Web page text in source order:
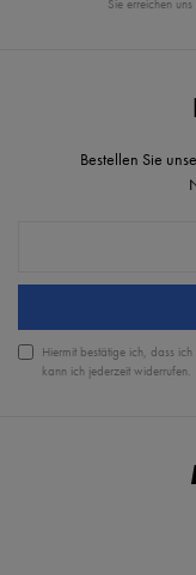
Bestellen Sie
Hiermit bestätige ich, dass ich
kann ich jederzeit widerrufen.